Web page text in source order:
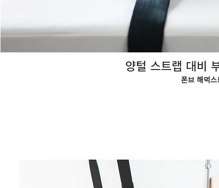
양털 스트랩 대비
폰브 해먹